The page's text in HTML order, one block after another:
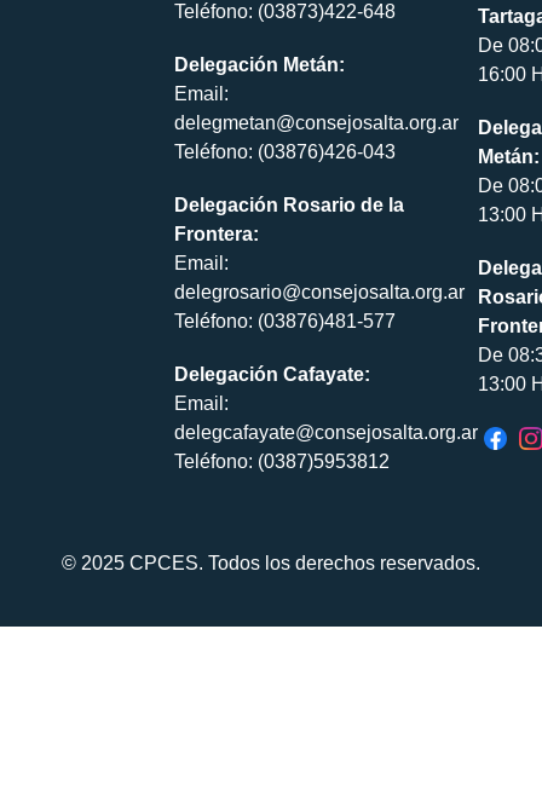
Teléfono: (03873)422-648
Delegación Metán:
Email:
delegmetan@consejosalta.org.ar
Teléfono: (03876)426-043
Delegación Rosario de la
Frontera:
Email:
delegrosario@consejosalta.org.ar
Teléfono: (03876)481-577
Delegación Cafayate:
Email:
delegcafayate@consejosalta.org.ar
Teléfono: (0387)5953812
De
16:00
Metán:
De
13:00
De
13:00
© 2025 CPCES. Todos los derechos reservados.